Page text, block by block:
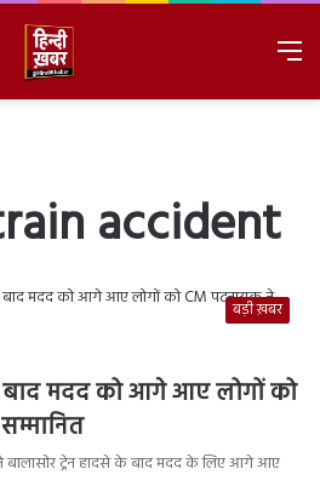
accident
बड़ी ख़बर
बाद मदद को आगे आए लोगों को
बालासोर ट्रेन हादसे के बाद मदद के लिए आगे आए